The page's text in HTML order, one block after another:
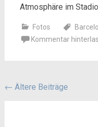
Atmosphäre im
Fotos
Kommentar
← Ältere Beiträge